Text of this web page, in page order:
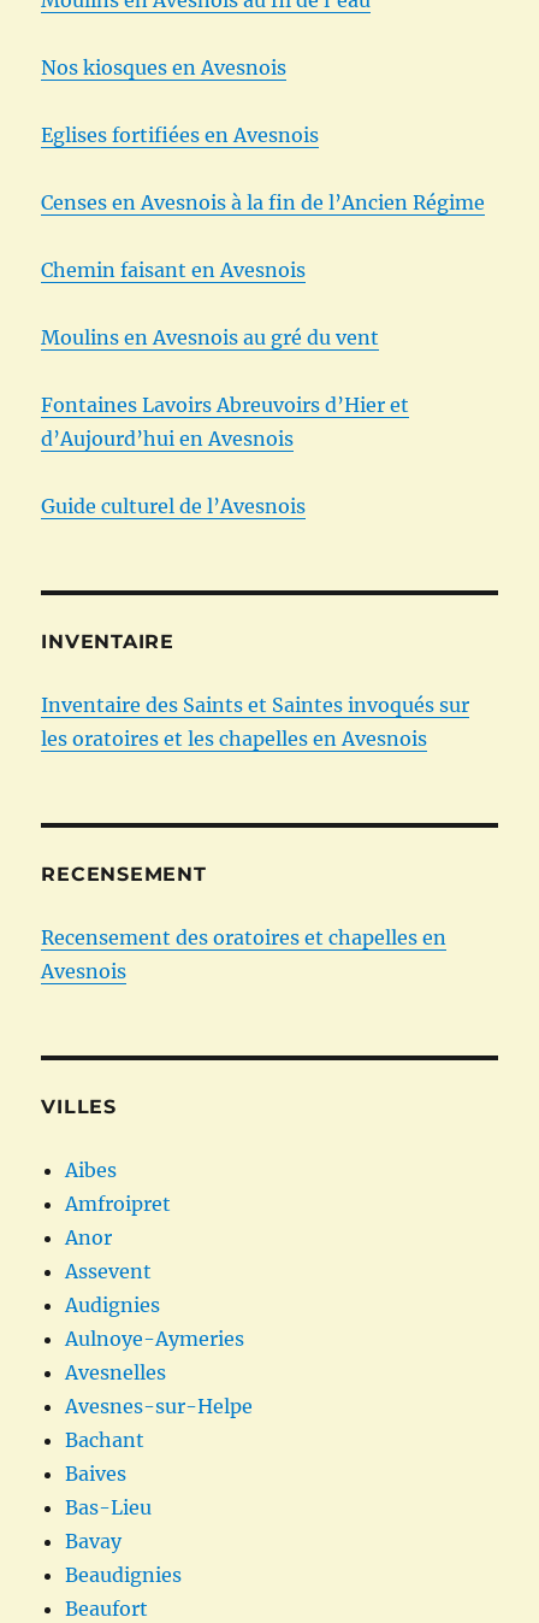
Nos kiosques en Avesnois
Eglises fortifiées en Avesnois
Censes en Avesnois à la fin de l’Ancien Régime
Chemin faisant en Avesnois
Moulins en Avesnois au gré du vent
Fontaines Lavoirs Abreuvoirs d’Hier et
d’Aujourd’hui en Avesnois
Guide culturel de l’Avesnois
INVENTAIRE
Inventaire des Saints et Saintes invoqués sur
les oratoires et les chapelles en Avesnois
RECENSEMENT
Recensement des oratoires et chapelles en
Avesnois
VILLES
Aibes
Amfroipret
Anor
Assevent
Audignies
Aulnoye-Aymeries
Avesnelles
Avesnes-sur-Helpe
Bachant
Baives
Bas-Lieu
Bavay
Beaudignies
Beaufort